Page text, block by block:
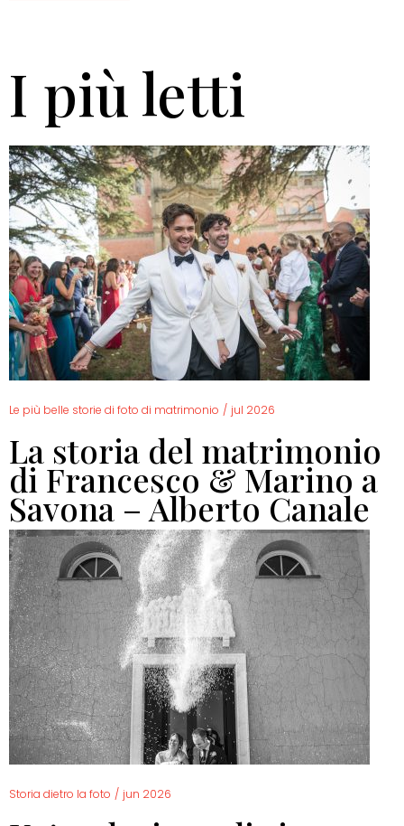
I più letti
Le più belle storie di foto di matrimonio / jul 2026
La storia del matrimonio
di Francesco & Marino a
Savona – Alberto Canale
Storia dietro la foto / jun 2026